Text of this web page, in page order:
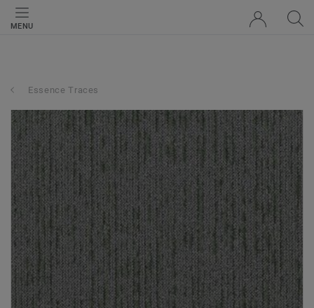
MENU
Essence Traces